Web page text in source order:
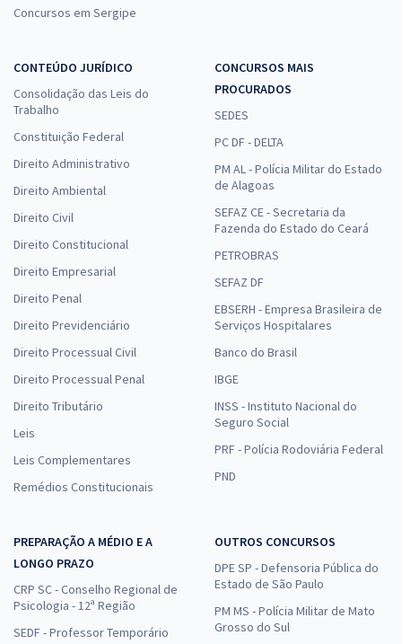
Concursos em Sergipe
CONTEÚDO JURÍDICO
Consolidação das Leis do
Trabalho
Constituição Federal
Direito Administrativo
Direito Ambiental
Direito Civil
Direito Constitucional
Direito Empresarial
Direito Penal
Direito Previdenciário
Direito Processual Civil
Direito Processual Penal
Direito Tributário
Leis
Leis Complementares
Remédios Constitucionais
CONCURSOS MAIS
PROCURADOS
SEDES
PC DF - DELTA
PM AL - Polícia Militar do Estado
de Alagoas
SEFAZ CE - Secretaria da
Fazenda do Estado do Ceará
PETROBRAS
SEFAZ DF
EBSERH - Empresa Brasileira de
Serviços Hospitalares
Banco do Brasil
IBGE
INSS - Instituto Nacional do
Seguro Social
PRF - Polícia Rodoviária Federal
PND
PREPARAÇÃO A MÉDIO E A
LONGO PRAZO
CRP SC - Conselho Regional de
Psicologia - 12ª Região
SEDF - Professor Temporário
OUTROS CONCURSOS
DPE SP - Defensoria Pública do
Estado de São Paulo
PM MS - Polícia Militar de Mato
Grosso do Sul